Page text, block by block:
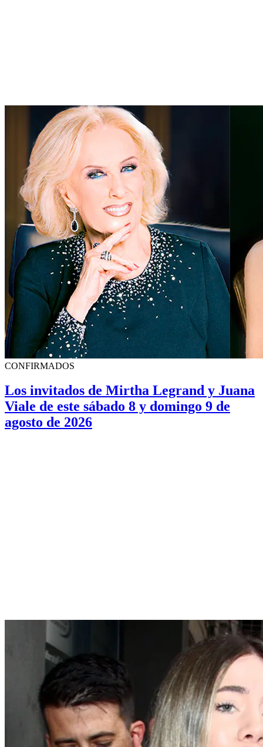
CONFIRMADOS
Los invitados de Mirtha Legrand y Juana
Viale de este sábado 8 y domingo 9 de
agosto de 2026